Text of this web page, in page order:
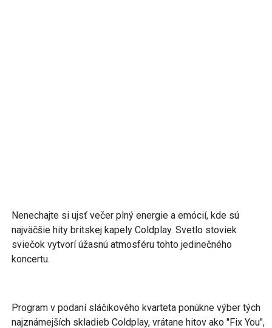
Nenechajte si ujsť večer plný energie a emócií, kde sú
najväčšie hity britskej kapely Coldplay. Svetlo stoviek
sviečok vytvorí úžasnú atmosféru tohto jedinečného
koncertu.
Program v podaní sláčikového kvarteta ponúkne výber tých
najznámejších skladieb Coldplay, vrátane hitov ako "Fix You",